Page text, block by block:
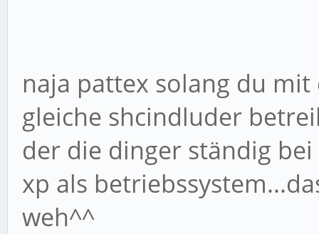
naja pattex solang du
gleiche shcindluder
der die dinger ständig
xp als
weh^^